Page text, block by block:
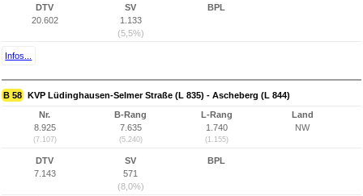
DTV
20.602
SV
1.133
(5,5%)
BPL
Infos...
B 58 KVP Lüdinghausen-Selmer Straße (L 835) - Ascheberg (L 844)
Nr.
8.925
(7.107)
B-Rang
7.635
(5.240)
L-Rang
1.740
(1.155)
Land
NW
DTV
7.143
SV
571
(8,0%)
BPL